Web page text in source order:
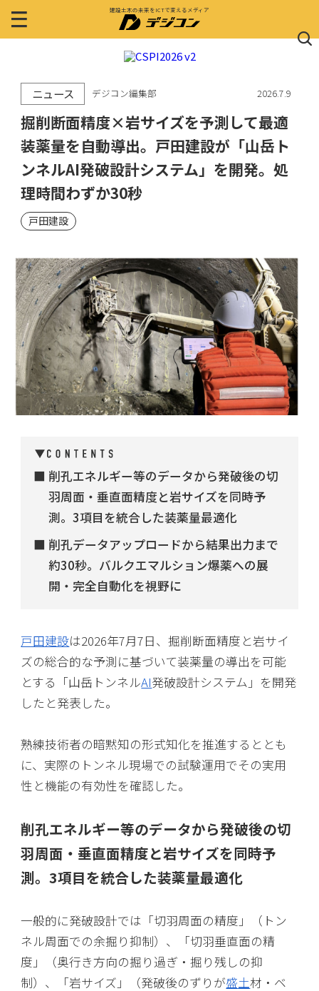
建設土木の未来をICTで変えるメディア
ニュース デジコン編集部 2026.7.9
掘削断面精度×岩サイズを予測して最適
装薬量を自動導出。戸田建設が「山岳ト
ンネルAI発破設計システム」を開発。処
理時間わずか30秒
戸田建設
削孔エネルギー等のデータから発破後の切
羽周面・垂直面精度と岩サイズを同時予
測。3項目を統合した装薬量最適化
削孔データアップロードから結果出力まで
約30秒。バルクエマルション爆薬への展
開・完全自動化を視野に
戸田建設は2026年7月7日、掘削断面精度と岩サイ
ズの総合的な予測に基づいて装薬量の導出を可能
とする「山岳トンネルAI発破設計システム」を開発
したと発表した。
熟練技術者の暗黙知の形式知化を推進するととも
に、実際のトンネル現場での試験運用でその実用
性と機能の有効性を確認した。
削孔エネルギー等のデータから発破後の切
羽周面・垂直面精度と岩サイズを同時予
測。3項目を統合した装薬量最適化
一般的に発破設計では「切羽周面の精度」（トン
ネル周面での余掘り抑制）、「切羽垂直面の精
度」（奥行き方向の掘り過ぎ・掘り残しの抑
制）、「岩サイズ」（発破後のずりが盛土材・ベ